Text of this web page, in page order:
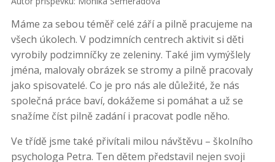
Máme za sebou téměř celé září a pilně pracujeme na
všech úkolech. V podzimních centrech aktivit si děti
vyrobily podzimníčky ze zeleniny. Také jim vymýšlely
jména, malovaly obrázek se stromy a pilně pracovaly
jako spisovatelé. Co je pro nás ale důležité, že nás
společná práce baví, dokážeme si pomáhat a už se
snažíme číst pilně zadání i pracovat podle něho.
Ve třídě jsme také přivítali milou návštěvu – školního
psychologa Petra. Ten dětem představil nejen svoji